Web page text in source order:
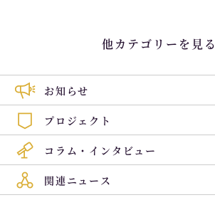
他カテゴリーを見る
お知らせ
プロジェクト
コラム・インタビュー
関連ニュース